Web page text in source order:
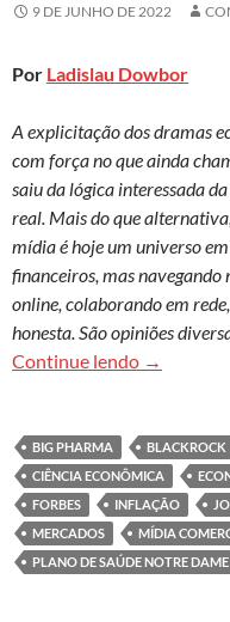
9 DE JUNHO DE 2022
Por Ladislau Dowbor
A explicitação dos dramas
com força no que ainda
saiu da lógica interessada
real. Mais do que
mídia é hoje um universo
financeiros, mas navegando
online, colaborando em
honesta. São opiniões
Continue lendo →
BIG PHARMA BLACKROCK
CIÊNCIA ECONÔMICA
FORBES
INFLAÇÃO
MERCADOS
MÍDIA
PLANO DE SAÚDE NOTRE DAME